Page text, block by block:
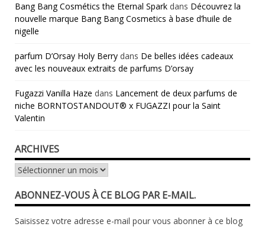
Bang Bang Cosmétics the Eternal Spark dans Découvrez la
nouvelle marque Bang Bang Cosmetics à base d’huile de
nigelle
parfum D’Orsay Holy Berry dans De belles idées cadeaux
avec les nouveaux extraits de parfums D’orsay
Fugazzi Vanilla Haze dans Lancement de deux parfums de
niche BORNTOSTANDOUT® x FUGAZZI pour la Saint
Valentin
ARCHIVES
Archives
ABONNEZ-VOUS À CE BLOG PAR E-MAIL.
Saisissez votre adresse e-mail pour vous abonner à ce blog